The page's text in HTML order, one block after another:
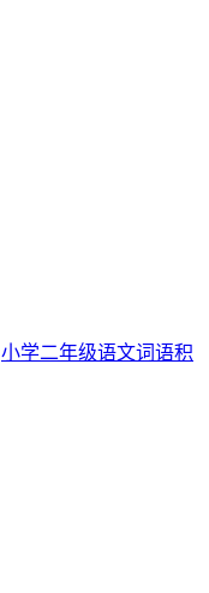
小学二年级语文词语积